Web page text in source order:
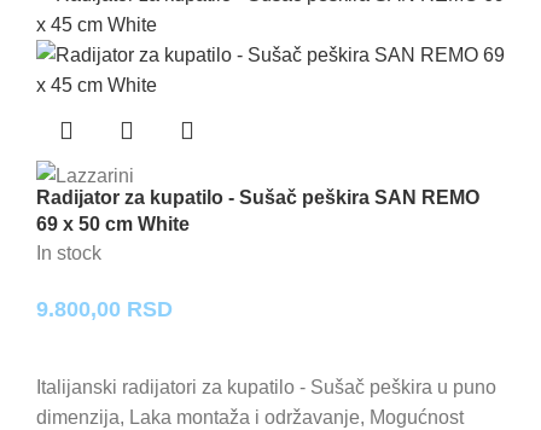
Radijator za kupatilo - Sušač peškira SAN REMO
69 x 50 cm White
In stock
9.800,00 RSD
Italijanski radijatori za kupatilo - Sušač peškira u puno
dimenzija, Laka montaža i održavanje, Mogućnost